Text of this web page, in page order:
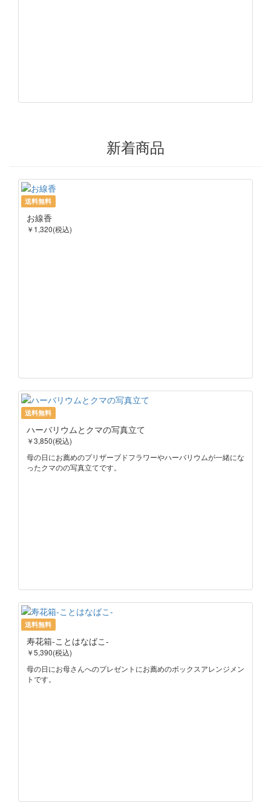
新着商品
送料無料
お線香
￥1,320(税込)
送料無料
ハーバリウムとクマの写真立て
￥3,850(税込)
母の日にお薦めのプリザーブドフラワーやハーバリウムが一緒にな
ったクマのの写真立てです。
送料無料
寿花箱-ことはなばこ-
￥5,390(税込)
母の日にお母さんへのプレゼントにお薦めのボックスアレンジメン
トです。